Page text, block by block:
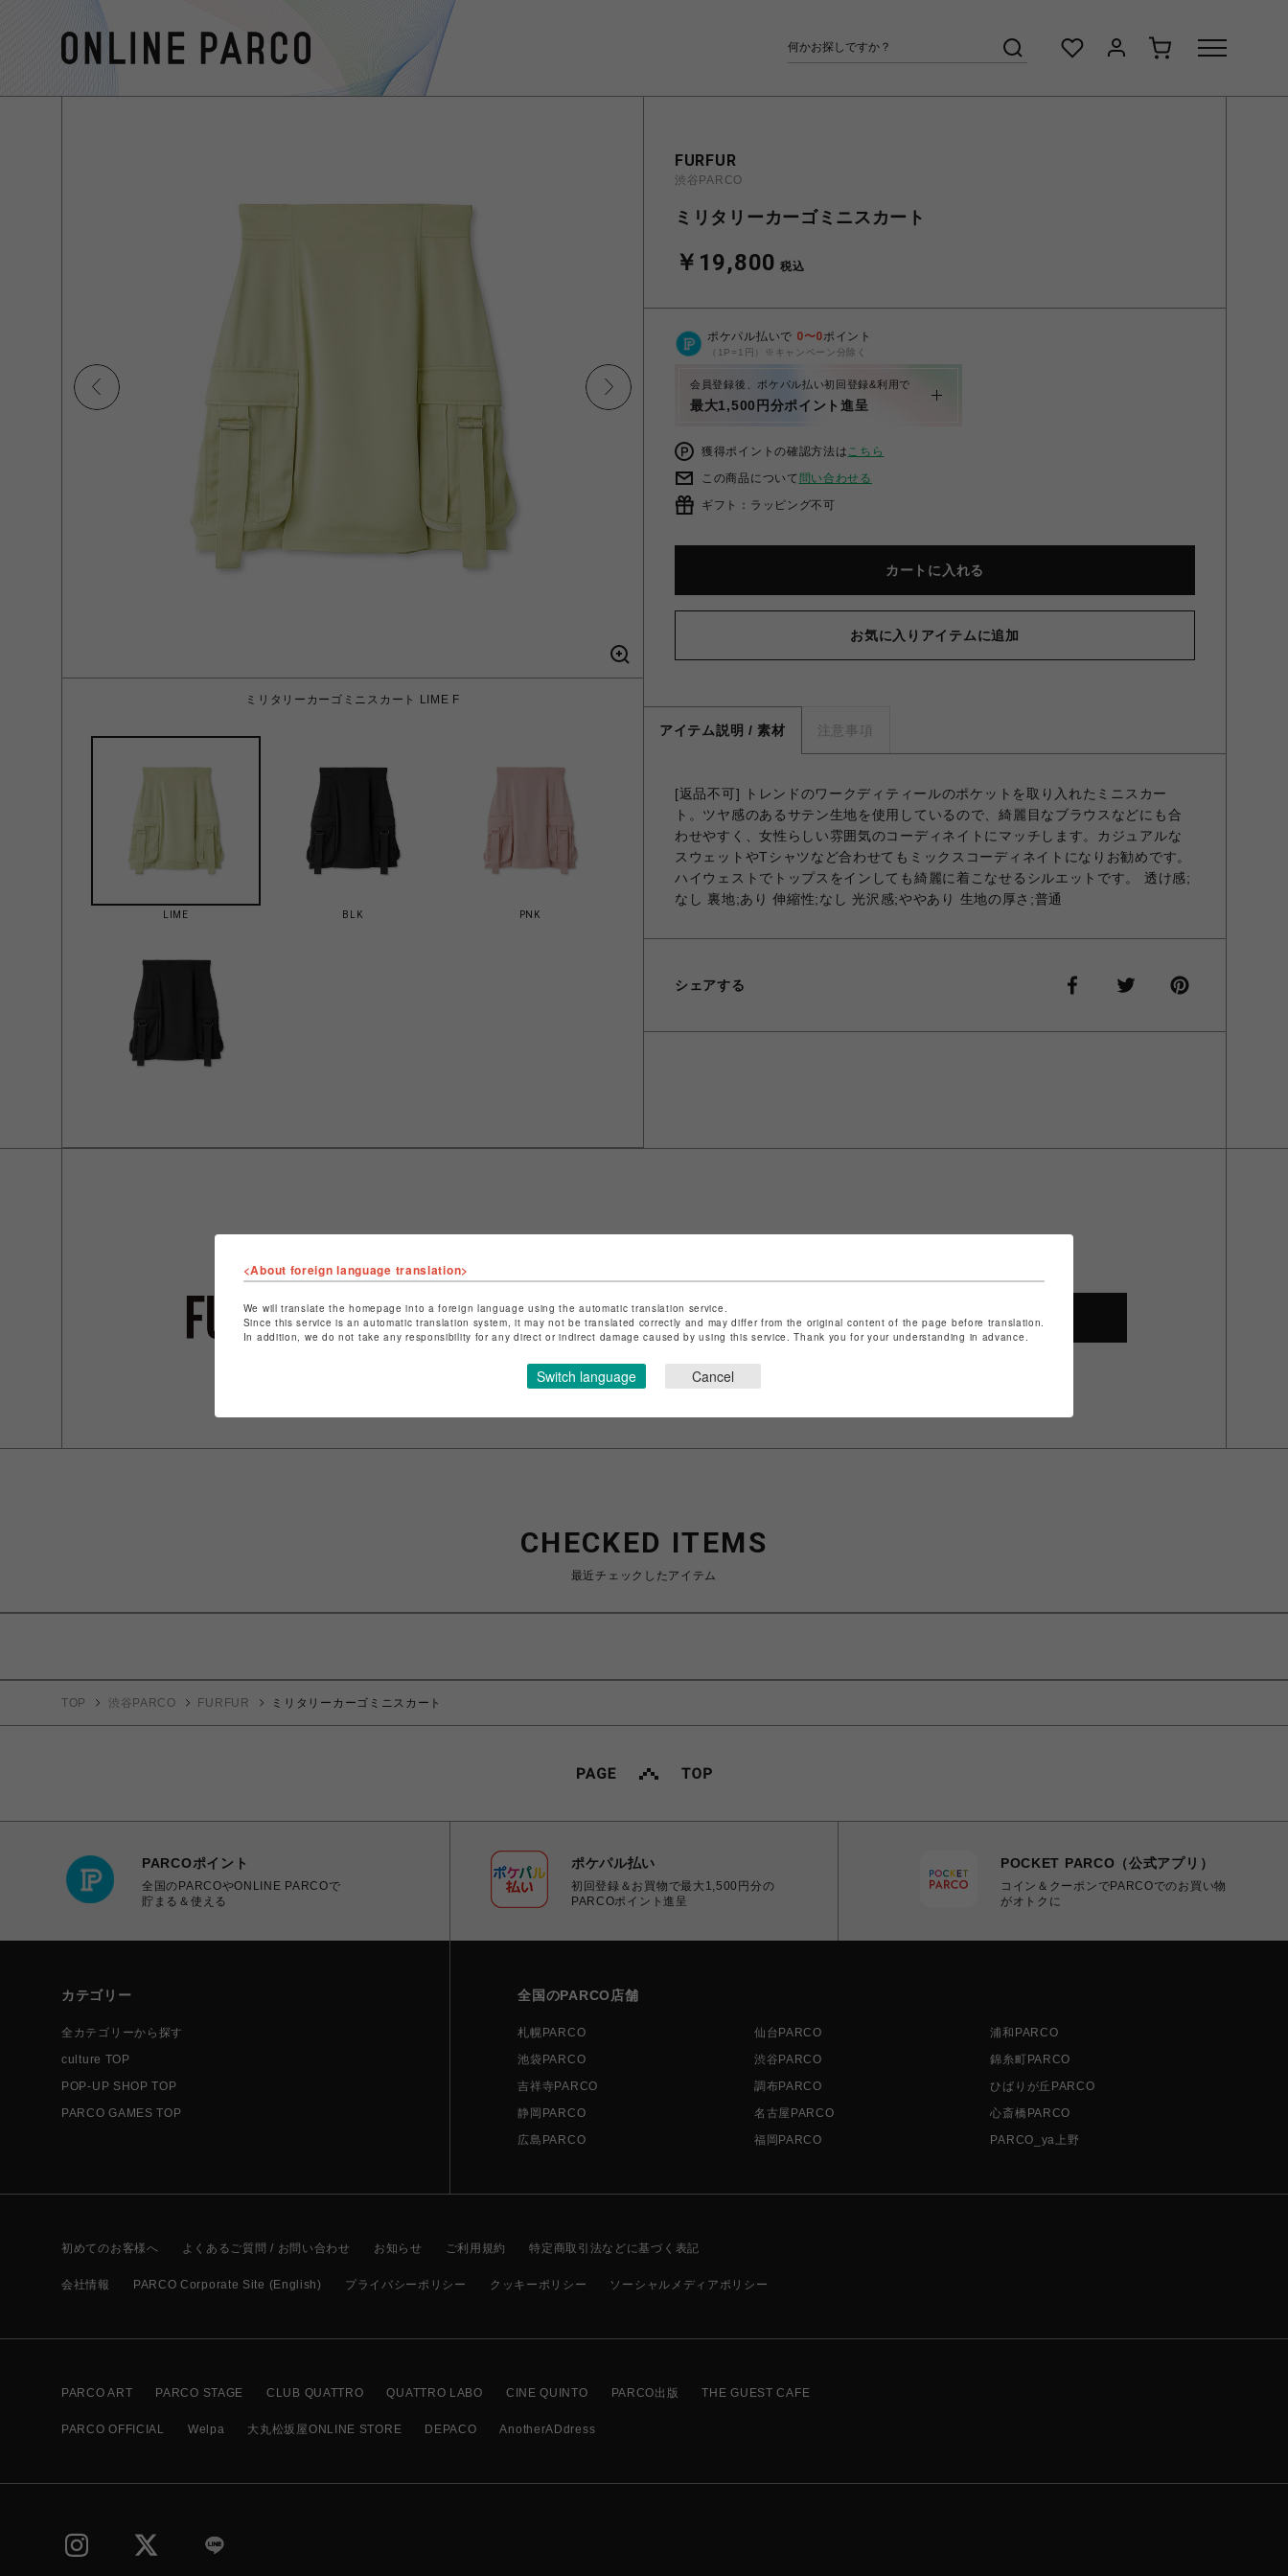
ミリタリーカーゴミニスカート LIME F
LIME BLK PNK
FURFUR
渋谷PARCO
ミリタリーカーゴミニスカート
￥19,800 税込
ポケパル払いで 0〜0ポイント
（1P=1円）※キャンペーン分除く
会員登録後、ポケパル払い初回登録&利用で
最大1,500円分ポイント進呈
獲得ポイントの確認方法はこちら
この商品について 問い合わせる
ギフト：ラッピング不可
カートに入れる
お気に入りアイテムに追加
アイテム説明 / 素材 注意事項
[返品不可] トレンドのワークディティールのポケットを取り入れたミニスカー
ト。ツヤ感のあるサテン生地を使用しているので、綺麗目なブラウスなどにも合
わせやすく、女性らしい雰囲気のコーディネイトにマッチします。カジュアルな
スウェットやTシャツなど合わせてもミックスコーディネイトになりお勧めです。
ハイウェストでトップスをインしても綺麗に着こなせるシルエットです。 透け感;
なし 裏地;あり 伸縮性;なし 光沢感;ややあり 生地の厚さ;普通
シェアする
ショップ名
特定商取引法など法令に基づく表記はこちら
ショップお問い合わせはこちら
SHOP TOP
CHECKED ITEMS
最近チェックしたアイテム
TOP 渋谷PARCO FURFUR ミリタリーカーゴミニスカート
PARCOポイント
全国のPARCOやONLINE PARCOで
貯まる＆使える
ポケパル払い
初回登録＆お買物で最大1,500円分の
PARCOポイント進呈
POCKET PARCO（公式アプリ）
コイン＆クーポンでPARCOでのお買い物
がオトクに
カテゴリー
全カテゴリーから探す
culture TOP
POP-UP SHOP TOP
PARCO GAMES TOP
全国のPARCO店舗
札幌PARCO 仙台PARCO
浦和PARCO
池袋PARCO
渋谷PARCO
錦糸町PARCO
吉祥寺PARCO
調布PARCO
ひばりが丘PARCO
静岡PARCO
名古屋PARCO
心斎橋PARCO
広島PARCO
福岡PARCO PARCO_ya上野
初めてのお客様へ よくあるご質問 / お問い合わせ お知らせ ご利用規約 特定商取引法などに基づく表記
会社情報 PARCO Corporate Site (English) プライバシーポリシー クッキーポリシー ソーシャルメディアポリシー
PARCO ART PARCO STAGE CLUB QUATTRO QUATTRO LABO CINE QUINTO PARCO出版 THE GUEST CAFE
PARCO OFFICIAL Welpa 大丸松坂屋ONLINE STORE DEPACO AnotherADdress
<About foreign language translation>
We will translate the homepage into a foreign language using the automatic translation service.
Since this service is an automatic translation system, it may not be translated correctly and may differ from the original content of the page before translation.
In addition, we do not take any responsibility for any direct or indirect damage caused by using this service. Thank you for your understanding in advance.
Switch language Cancel